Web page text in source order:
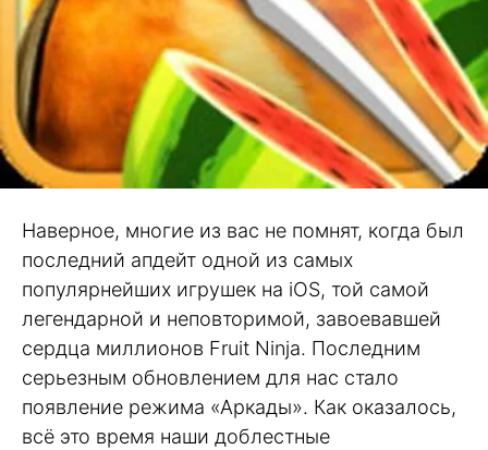
Наверное, многие из вас не помнят, когда был
последний апдейт одной из самых
популярнейших игрушек на iOS, той самой
легендарной и неповторимой, завоевавшей
сердца миллионов Fruit Ninja. Последним
серьезным обновлением для нас стало
появление режима «Аркады». Как оказалось,
всё это время наши доблестные